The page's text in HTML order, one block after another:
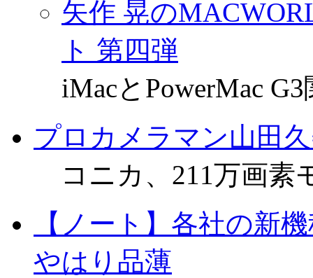
矢作 晃の
ト 第四弾
iMacとPowerMac
プロカメラマン山田
コニカ、211万画素
【ノート】各社の新
やはり品薄